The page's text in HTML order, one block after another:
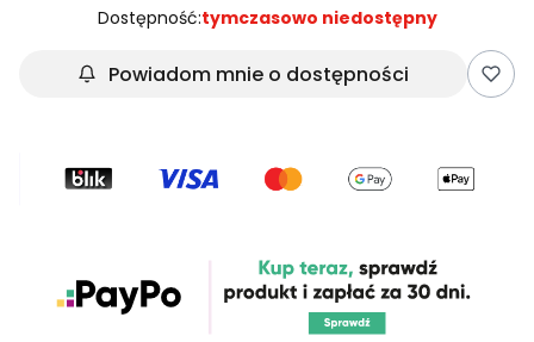
Dostępność:tymczasowo niedostępny
Powiadom mnie o dostępności